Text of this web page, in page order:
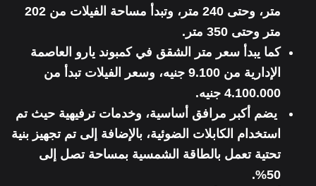
متر، وحتى 240 متر، وتبدأ مساحة الفيلات من 202
متر وحتى 350 متر.
كما يبدأ سعر متر الشقق في كمبوند يارو العاصمة
الإدارية من 9.100 جنيه، وسعر الفيلات تبدأ من
4.100.000 جنيه.
يضم أكبر مرافق أساسية، وخدمات ترفيهية حيث تم
استخدام الكابلات الضوئية، بالإضافة إلى تم تجهيز بنية
تحتية تعمل بالطاقة الشمسية بمساحة تصل إلى
50%.